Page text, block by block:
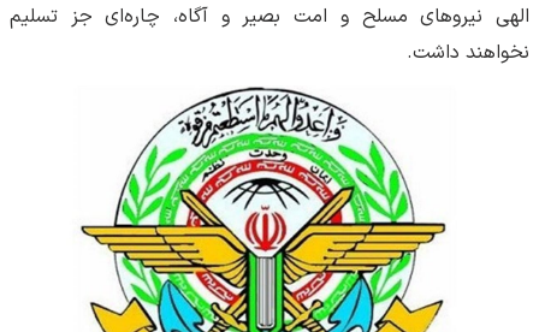
الهی نیروهای مسلح و امت بصیر و آگاه، چاره‌ای جز تسلیم
نخواهند داشت.